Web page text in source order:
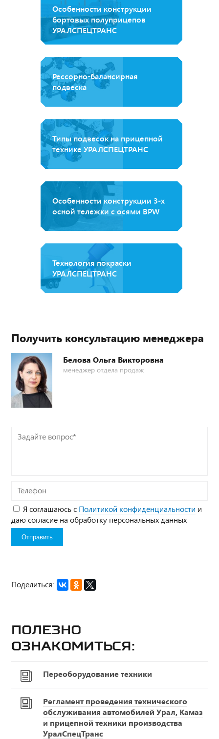
Особенности конструкции
бортовых полуприцепов
УРАЛСПЕЦТРАНС
Рессорно-балансирная
подвеска
Типы подвесок на прицепной
технике УРАЛСПЕЦТРАНС
Особенности конструкции 3-х
осной тележки с осями BPW
Технология покраски
УРАЛСПЕЦТРАНС
Получить консультацию менеджера
Белова Ольга Викторовна
менеджер отдела продаж
Задайте
Телефон
Я соглашаюсь с Политикой конфиденциальности и
даю согласие на обработку персональных данных
Поделиться:
Полезно
ознакомиться:
Переоборудование техники
Регламент проведения технического
обслуживания автомобилей Урал, Камаз
и прицепной техники производства
УралСпецТранс